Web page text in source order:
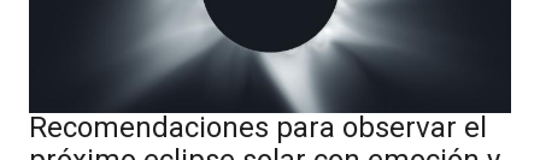
Recomendaciones para observar el